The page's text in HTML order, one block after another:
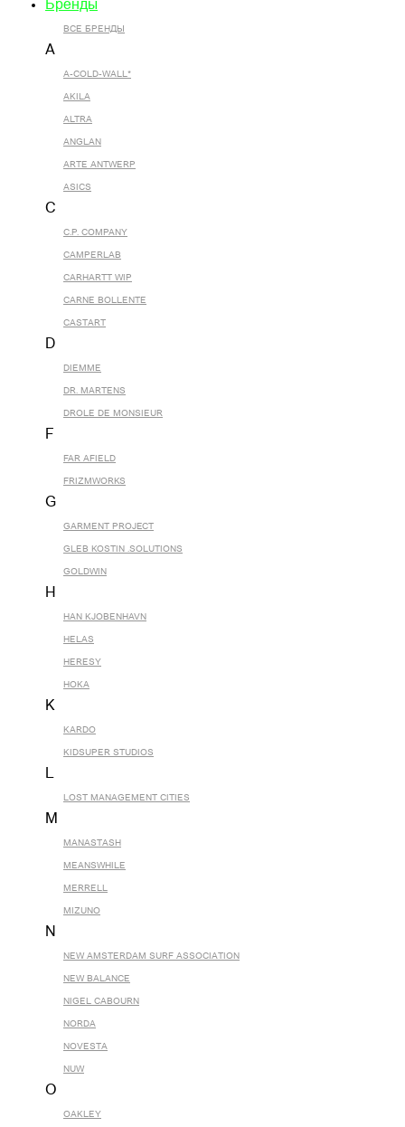
Бренды
ВСЕ БРЕНДЫ
A
A-COLD-WALL*
AKILA
ALTRA
ANGLAN
ARTE ANTWERP
ASICS
C
C.P. COMPANY
CAMPERLAB
CARHARTT WIP
CARNE BOLLENTE
CASTART
D
DIEMME
DR. MARTENS
DROLE DE MONSIEUR
F
FAR AFIELD
FRIZMWORKS
G
GARMENT PROJECT
GLEB KOSTIN .SOLUTIONS
GOLDWIN
H
HAN KJOBENHAVN
HELAS
HERESY
HOKA
K
KARDO
KIDSUPER STUDIOS
L
LOST MANAGEMENT CITIES
M
MANASTASH
MEANSWHILE
MERRELL
MIZUNO
N
NEW AMSTERDAM SURF ASSOCIATION
NEW BALANCE
NIGEL CABOURN
NORDA
NOVESTA
NUW
O
OAKLEY